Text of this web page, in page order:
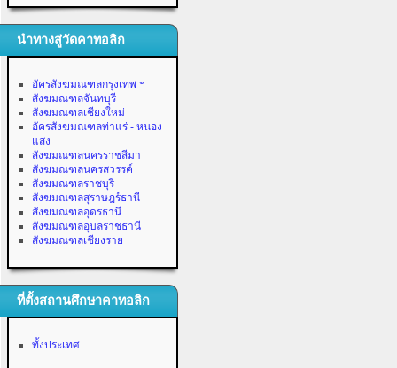
นำทางสู่วัดคาทอลิก
อัครสังฆมณฑลกรุงเทพ ฯ
สังฆมณฑลจันทบุรี
สังฆมณฑลเชียงใหม่
อัครสังฆมณฑลท่าแร่ - หนอง
แสง
สังฆมณฑลนครราชสีมา
สังฆมณฑลนครสวรรค์
สังฆมณฑลราชบุรี
สังฆมณฑลสุราษฎร์ธานี
สังฆมณฑลอุดรธานี
สังฆมณฑลอุบลราชธานี
สังฆมณฑลเชียงราย
ที่ตั้งสถานศึกษาคาทอลิก
ทั้งประเทศ